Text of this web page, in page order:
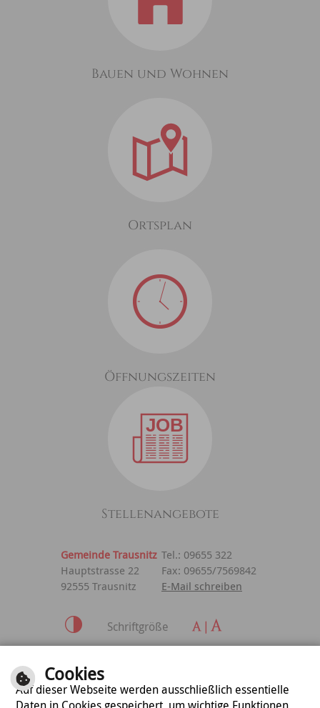
Bauen und Wohnen
Ortsplan
Öffnungszeiten
Stellenangebote
Gemeinde Trausnitz Tel.: 09655 322
Hauptstrasse 22
Fax: 09655/7569842
92555 Trausnitz
E-Mail schreiben
Schriftgröße
Datenschutzerklärung
Cookies
Auf dieser Webseite werden ausschließlich essentielle